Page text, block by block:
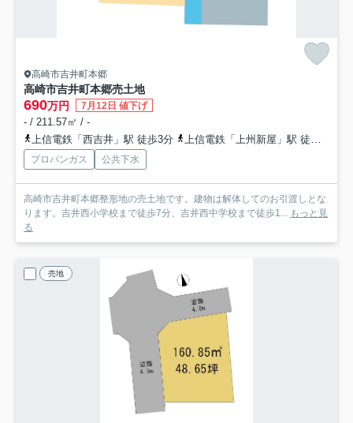
高崎市吉井町本郷
高崎市吉井町本郷売土地
690万円 7月12日 値下げ
- / 211.57㎡ / -
上信電鉄「西吉井」駅 徒歩3分
上信電鉄「上州新屋」駅 徒歩23分
プロパンガス 公共下水
高崎市吉井町本郷整形地の売土地です。建物は解体してのお引渡しとな
ります。吉井西小学校まで徒歩7分、吉井西中学校まで徒歩1... もっと見
る
売地